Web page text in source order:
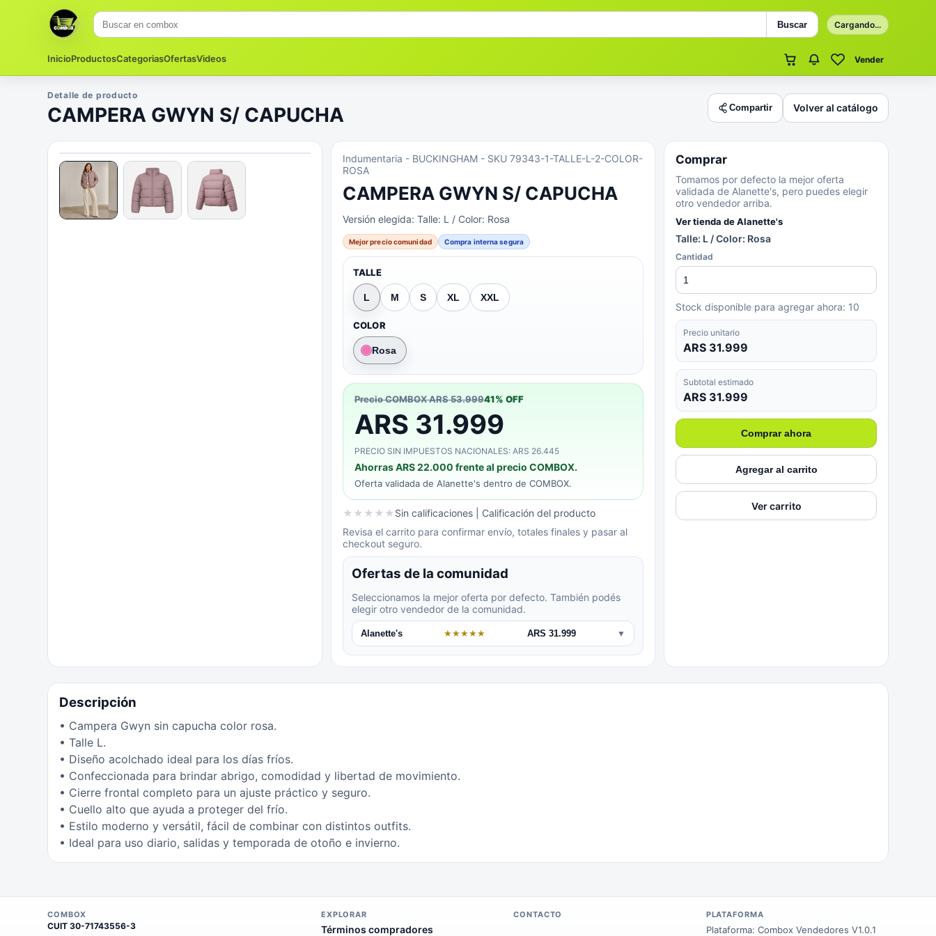
Buscar Cargando...
InicioProductosCategoriasOfertasVideos Vender
Detalle de producto
CAMPERA GWYN S/ CAPUCHA Compartir Volver al catálogo
Indumentaria - BUCKINGHAM- SKU 79343-1-TALLE-L-2-COLOR-
ROSA
CAMPERA GWYN S/ CAPUCHA
Versión elegida: Talle: L / Color: Rosa
Mejor precio comunidad Compra interna segura
TALLE
L M S XL XXL
COLOR
Rosa
Precio COMBOXARS 53.99941% OFF
ARS 31.999
PRECIO SIN IMPUESTOS NACIONALES: ARS 26.445
AhorrasARS 22.000 frente al precio COMBOX.
Oferta validada de Alanette's dentro de COMBOX.
★ ★ ★ ★ ★Sin calificaciones| Calificación del producto
Revisa el carrito para confirmar envío, totales finales y pasar al
checkout seguro.
Ofertas de la comunidad
Seleccionamos la mejor oferta por defecto. También podés
elegir otro vendedor de la comunidad.
Alanette's ★★★★★ ARS 31.999 ▼
Comprar
Tomamos por defecto la mejor oferta
validada de Alanette's, pero puedes elegir
otro vendedor arriba.
Ver tienda deAlanette's
Talle: L / Color: Rosa
Cantidad
Stock disponible para agregar ahora: 10
Precio unitario
ARS 31.999
Subtotal estimado
ARS 31.999
Comprar ahora
Agregar al carrito
Ver carrito
Descripción
• Campera Gwyn sin capucha color rosa.
• Talle L.
• Diseño acolchado ideal para los días fríos.
• Confeccionada para brindar abrigo, comodidad y libertad de movimiento.
• Cierre frontal completo para un ajuste práctico y seguro.
• Cuello alto que ayuda a proteger del frío.
• Estilo moderno y versátil, fácil de combinar con distintos outfits.
• Ideal para uso diario, salidas y temporada de otoño e invierno.
COMBOX
CUIT 30-71743556-3
EXPLORAR
Términos compradores
CONTACTO PLATAFORMA
Plataforma: Combox Vendedores V1.0.1